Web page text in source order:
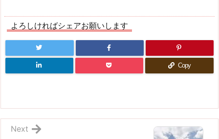
よろしければシェアお願いします
Copy
Next